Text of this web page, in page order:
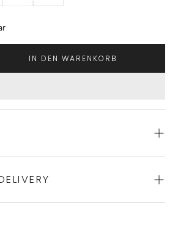
IN DEN WARENKORB